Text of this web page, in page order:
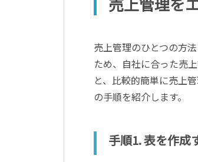
売上管理のひとつの方
ため、自社に合った売
と、比較的簡単に売上
の手順を紹介します。
手順1. 表を作成